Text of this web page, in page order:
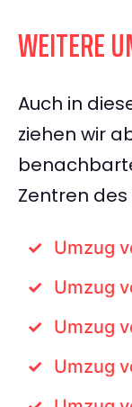
WEITERE
Auch in
ziehen wir
Zentren des
Umzug
Umzug
Umzug
Umzug